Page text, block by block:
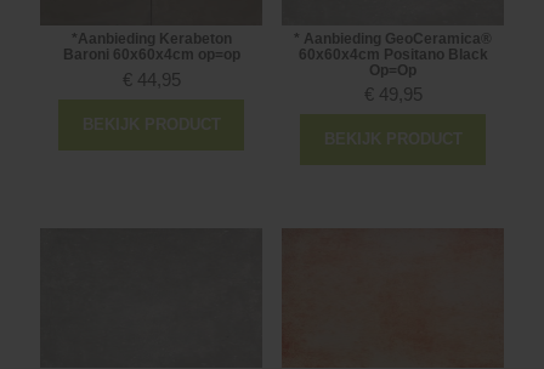
*Aanbieding Kerabeton
Baroni 60x60x4cm op=op
€ 44,95
BEKIJK PRODUCT
* Aanbieding GeoCeramica®
60x60x4cm Positano Black
Op=Op
€ 49,95
BEKIJK PRODUCT